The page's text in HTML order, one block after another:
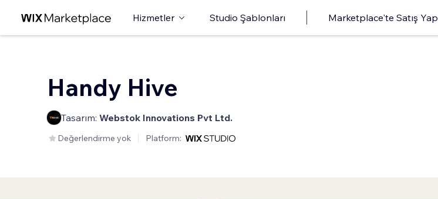
Hizmetler Studio Şablonları Marketplace'te Satış Yap
Handy Hive
Tasarım: Webstok Innovations Pvt Ltd.
Değerlendirme yok Platform: